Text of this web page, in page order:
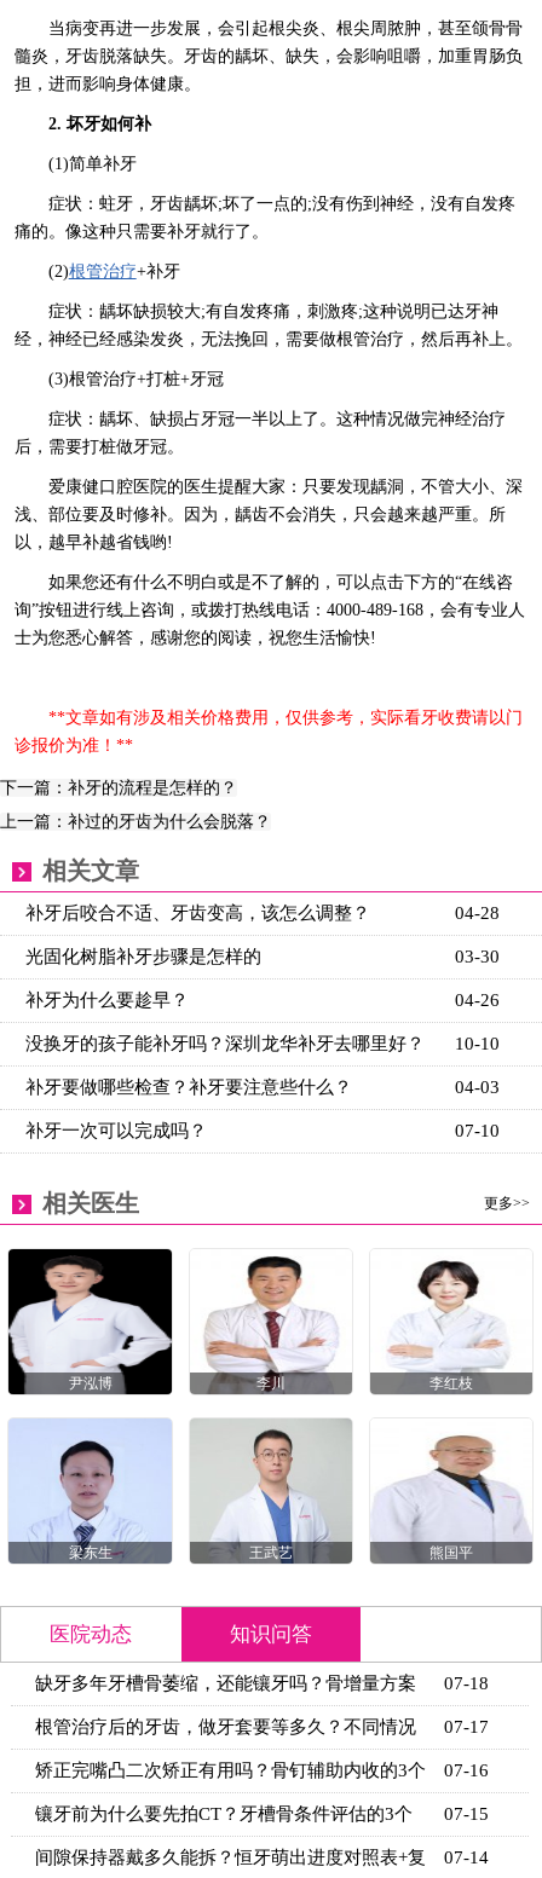
当病变再进一步发展，会引起根尖炎、根尖周脓肿，甚至颌骨骨
髓炎，牙齿脱落缺失。牙齿的龋坏、缺失，会影响咀嚼，加重胃肠负
担，进而影响身体健康。
2. 坏牙如何补
(1)简单补牙
症状：蛀牙，牙齿龋坏;坏了一点的;没有伤到神经，没有自发疼
痛的。像这种只需要补牙就行了。
(2)根管治疗+补牙
症状：龋坏缺损较大;有自发疼痛，刺激疼;这种说明已达牙神
经，神经已经感染发炎，无法挽回，需要做根管治疗，然后再补上。
(3)根管治疗+打桩+牙冠
症状：龋坏、缺损占牙冠一半以上了。这种情况做完神经治疗
后，需要打桩做牙冠。
爱康健口腔医院的医生提醒大家：只要发现龋洞，不管大小、深
浅、部位要及时修补。因为，龋齿不会消失，只会越来越严重。所
以，越早补越省钱哟!
如果您还有什么不明白或是不了解的，可以点击下方的“在线咨
询”按钮进行线上咨询，或拨打热线电话：4000-489-168，会有专业人
士为您悉心解答，感谢您的阅读，祝您生活愉快!
**文章如有涉及相关价格费用，仅供参考，实际看牙收费请以门
诊报价为准！**
下一篇：补牙的流程是怎样的？
上一篇：补过的牙齿为什么会脱落？
相关文章
04-28
补牙后咬合不适、牙齿变高，该怎么调整？
03-30
光固化树脂补牙步骤是怎样的
04-26
补牙为什么要趁早？
10-10
没换牙的孩子能补牙吗？深圳龙华补牙去哪里好？
04-03
补牙要做哪些检查？补牙要注意些什么？
07-10
补牙一次可以完成吗？
更多>>
相关医生
尹泓博 李川 李红枝
梁东生 王武艺 熊国平
医院动态 知识问答
缺牙多年牙槽骨萎缩，还能镶牙吗？骨增量方案
+适用条
07-18
根管治疗后的牙齿，做牙套要等多久？不同情况
的等待时
07-17
矫正完嘴凸二次矫正有用吗？骨钉辅助内收的3个
关键条
07-16
镶牙前为什么要先拍CT？牙槽骨条件评估的3个
关键指标
07-15
间隙保持器戴多久能拆？恒牙萌出进度对照表+复 07-14